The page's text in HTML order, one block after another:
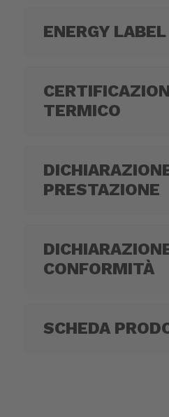
ENERGY LABEL
TERMICO
PRESTAZIONE
CONFORMITÀ
SCHEDA